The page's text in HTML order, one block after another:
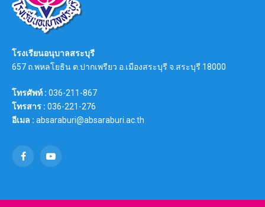
โรงเรียนอนุบาลสระบุรี
657 ถ.พหลโยธิน ต.ปากเพรียว อ.เมืองสระบุรี จ.สระบุรี 18000
โทรศัพท์ : 036-211-867
โทรสาร : 036-221-276
อีเมล : absaraburi@absaraburi.ac.th
FacebookYouTube